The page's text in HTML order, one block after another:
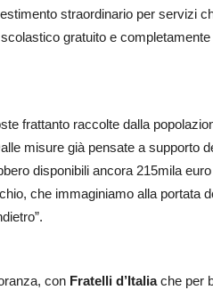
straordinario per servizi
gratuito e
frattanto raccolte dalla
misure già pensate a supporto
disponibili ancora 215mila
che immaginiamo alla portata
con Fratelli d’Italiache per